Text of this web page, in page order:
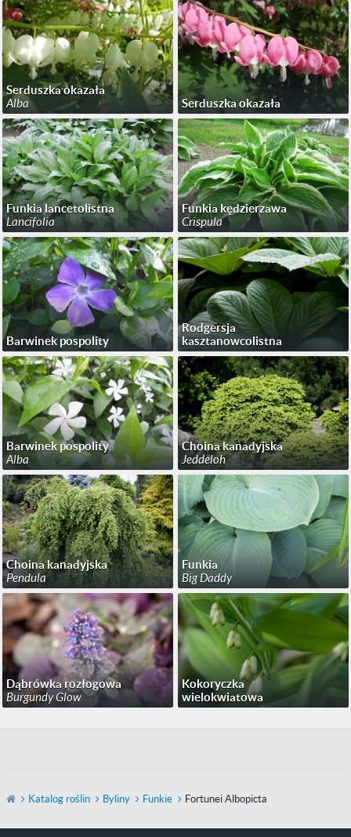
Serduszka okazała
Alba
Serduszka okazała
Funkia lancetolistna
Lancifolia
Funkia kędzierzawa
Crispula
Barwinek pospolity
Rodgersja
kasztanowcolistna
Barwinek pospolity
Alba
Choina kanadyjska
Jeddeloh
Choina kanadyjska
Pendula
Funkia
Big Daddy
Dąbrówka rozłogowa
Burgundy Glow
Kokoryczka
wielokwiatowa
Katalog roślin Byliny Funkie Fortunei Albopicta